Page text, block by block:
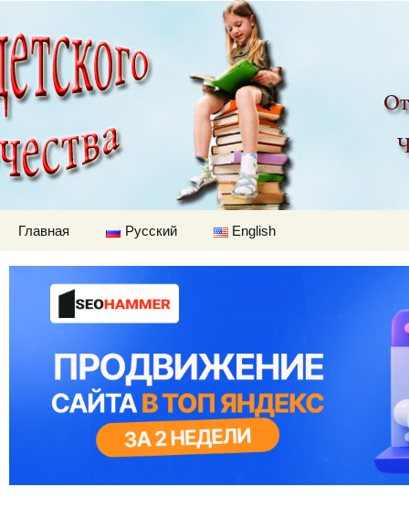
Детский мир
Главная Русский English